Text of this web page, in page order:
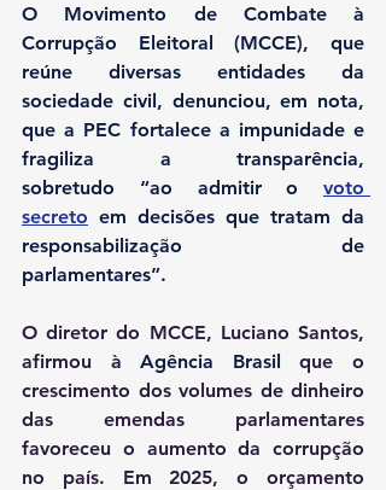
O Movimento de Combate à
Corrupção Eleitoral (MCCE), que
reúne diversas entidades da
sociedade civil, denunciou, em nota,
que a PEC fortalece a impunidade e
fragiliza a transparência,
sobretudo “ao admitir o voto
secreto em decisões que tratam da
responsabilização de
parlamentares”.
O diretor do MCCE, Luciano Santos,
afirmou à Agência Brasil que o
crescimento dos volumes de dinheiro
das emendas parlamentares
favoreceu o aumento da corrupção
no país. Em 2025, o orçamento